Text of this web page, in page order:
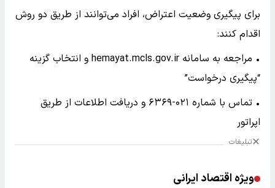
برای پیگیری وضعیت اعتراض، افراد می‌توانند از طریق دو روش
اقدام کنند:
• مراجعه به سامانه hemayat.mcls.gov.ir و انتخاب گزینه
“پیگیری درخواست”
• تماس با شماره ۰۲۱-۶۳۶۹ و دریافت اطلاعات از طریق
اپراتور
تبلیغات
ویژه اقتصاد ایرانی